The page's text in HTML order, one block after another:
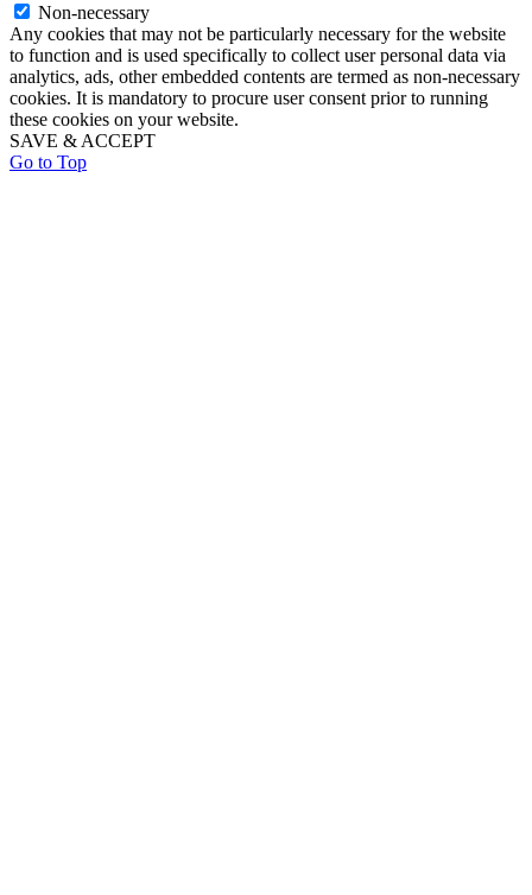
Non-necessary
Any cookies that may not be particularly necessary for the website
to function and is used specifically to collect user personal data via
analytics, ads, other embedded contents are termed as non-necessary
cookies. It is mandatory to procure user consent prior to running
these cookies on your website.
SAVE & ACCEPT
Go to Top